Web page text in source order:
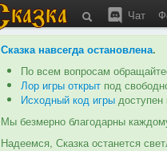
Чат
Сказка навсегда остановлена.
По всем вопросам
Лор игры открыт под
Исходный код игры доступен
Мы безмерно благодарны
Надеемся, Сказка останется